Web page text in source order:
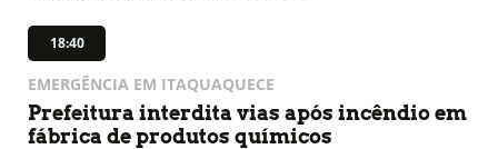
18:40
EMERGÊNCIA EM ITAQUAQUECE
Prefeitura interdita vias após incêndio em
fábrica de produtos químicos